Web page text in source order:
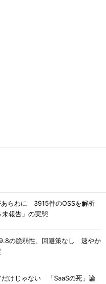
あらわに 3915件のOSSを解析
報告」の実態
の脆弱性、回避策なし 速やか
だけじゃない 「SaaSの死」論